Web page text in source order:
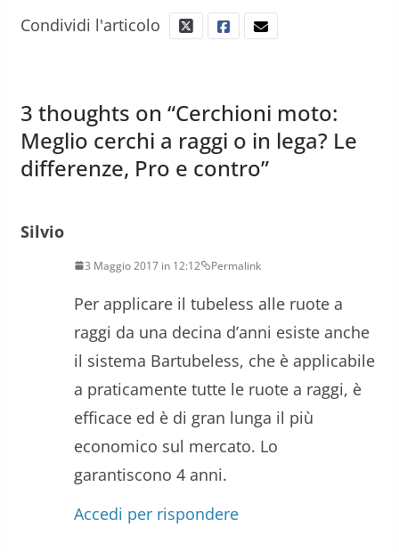
Condividi l'articolo
3 thoughts on “Cerchioni moto:
Meglio cerchi a raggi o in lega? Le
differenze, Pro e contro”
Silvio
3 Maggio 2017 in 12:12 Permalink
Per applicare il tubeless alle ruote a
raggi da una decina d’anni esiste anche
il sistema Bartubeless, che è applicabile
a praticamente tutte le ruote a raggi, è
efficace ed è di gran lunga il più
economico sul mercato. Lo
garantiscono 4 anni.
Accedi per rispondere